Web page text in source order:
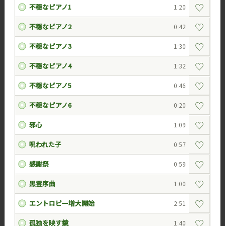
不穏なピアノ1 1:20 ♡
不穏なピアノ2 0:42 ♡
不穏なピアノ3 1:30 ♡
不穏なピアノ4 1:32 ♡
不穏なピアノ5 0:46 ♡
不穏なピアノ6 0:20 ♡
邪心 1:09 ♡
呪われた子 0:57 ♡
感謝祭 0:59 ♡
黒雲序曲 1:00 ♡
エントロピー増大開始 2:51 ♡
孤独を映す鏡 1:40 ♡